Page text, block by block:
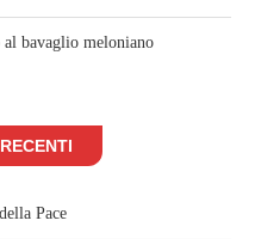
bavaglio meloniano
Pace